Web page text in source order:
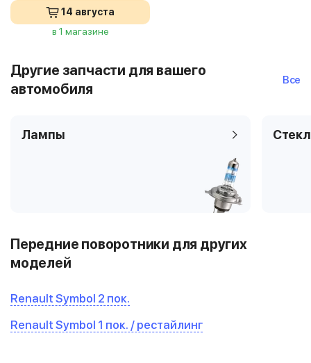
14 августа
в 1 магазине
Другие запчасти для вашего
автомобиля
Все
Лампы
Передние поворотники для других
моделей
Renault Symbol 2 пок.
Renault Symbol 1 пок. / рестайлинг